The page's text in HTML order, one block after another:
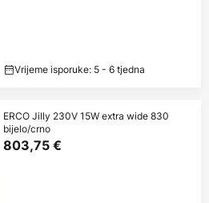
Vrijeme isporuke: 5 - 6 tjedna
ERCO Jilly 230V 15W extra wide 830
bijelo/crno
803,75 €